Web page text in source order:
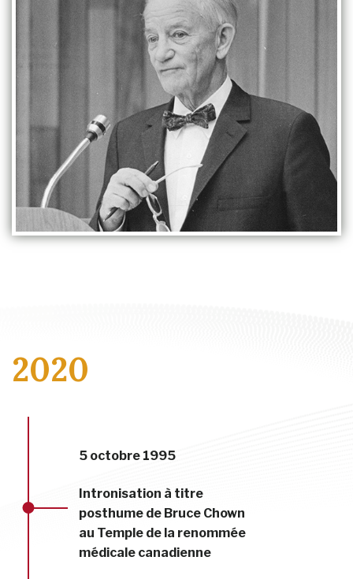
2020
5 octobre 1995
Intronisation à titre
posthume de Bruce Chown
au Temple de la renommée
médicale canadienne